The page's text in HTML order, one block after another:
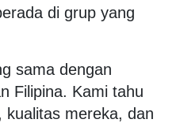
di grup yang
sama dengan
Filipina. Kami tahu
kualitas mereka, dan